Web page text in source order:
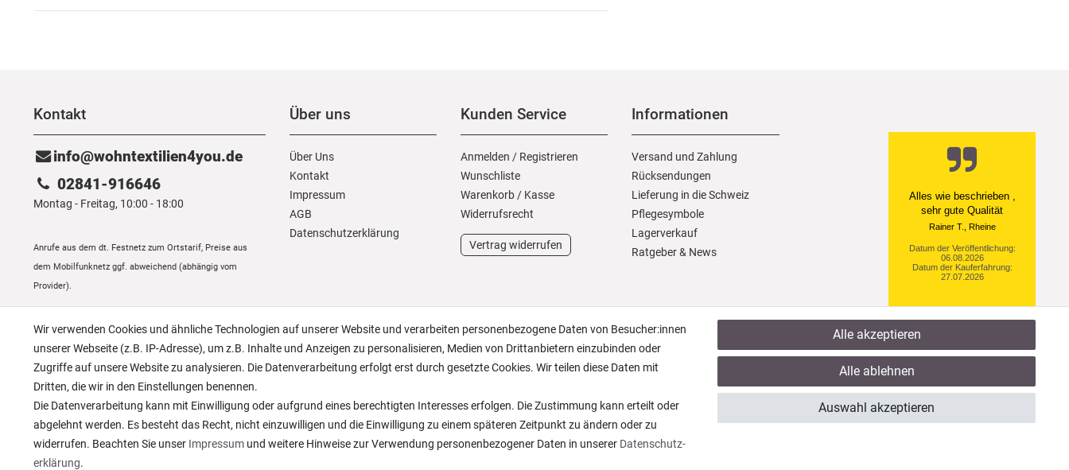
Kontakt
info@wohntextilien4you.de
02841-916646
Montag - Freitag, 10:00 - 18:00
Anrufe aus dem dt. Festnetz zum Ortstarif, Preise aus
dem Mobilfunknetz ggf. abweichend (abhängig vom
Provider).
Über uns
Über Uns
Kontakt
Impressum
AGB
Daten­schutz­erklärung
Kunden Service
Anmelden / Registrieren
Wunschliste
Warenkorb / Kasse
Widerrufs­recht
Vertrag widerrufen
Informationen
Versand und Zahlung
Rücksendungen
Lieferung in die Schweiz
Pflegesymbole
Lagerverkauf
Ratgeber & News
Ein einfach toller Service
- prompte Lieferung und
sogar mit Pflegehinweis!
Datum der Veröffentlichung:
05.08.2026
Datum der Kauferfahrung:
29.07.2026
921 Bewertungen
Wir verwenden Cookies und ähnliche Technologien auf unserer Website und verarbeiten personenbezogene Daten von Besucher:innen
unserer Webseite (z.B. IP-Adresse), um z.B. Inhalte und Anzeigen zu personalisieren, Medien von Drittanbietern einzubinden oder
Zugriffe auf unsere Website zu analysieren. Die Datenverarbeitung erfolgt erst durch gesetzte Cookies. Wir teilen diese Daten mit
Dritten, die wir in den Einstellungen benennen.
Die Datenverarbeitung kann mit Einwilligung oder aufgrund eines berechtigten Interesses erfolgen. Die Zustimmung kann erteilt oder
abgelehnt werden. Es besteht das Recht, nicht einzuwilligen und die Einwilligung zu einem späteren Zeitpunkt zu ändern oder zu
widerrufen. Beachten Sie unser Impressum und weitere Hinweise zur Verwendung personenbezogener Daten in unserer Daten­schutz­
erklärung.
Alle akzeptieren
Alle ablehnen
Auswahl akzeptieren